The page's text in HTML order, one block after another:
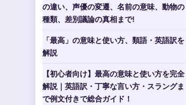
の違い、声優の変遷、名前の意味、動物の
種類、差別議論の真相まで!
「最高」の意味と使い方、類語・英語訳を
解説
【初心者向け】最高の意味と使い方を完全
解説｜英語訳・丁寧な言い方・スラングま
で例文付きで総合ガイド！